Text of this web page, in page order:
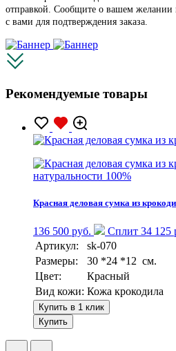
отправкой. Сообщите о вашем желании
с вами для подтверждения заказа.
Рекомендуемые товары
натуральности 100%
Красная деловая сумка из
136 500 руб.
Сплит 34 125
Артикул:
sk-070
Размеры:
30 *24 *12 см.
Цвет:
Красный
Вид кожи: Кожа крокодила
Купить в 1 клик
Купить